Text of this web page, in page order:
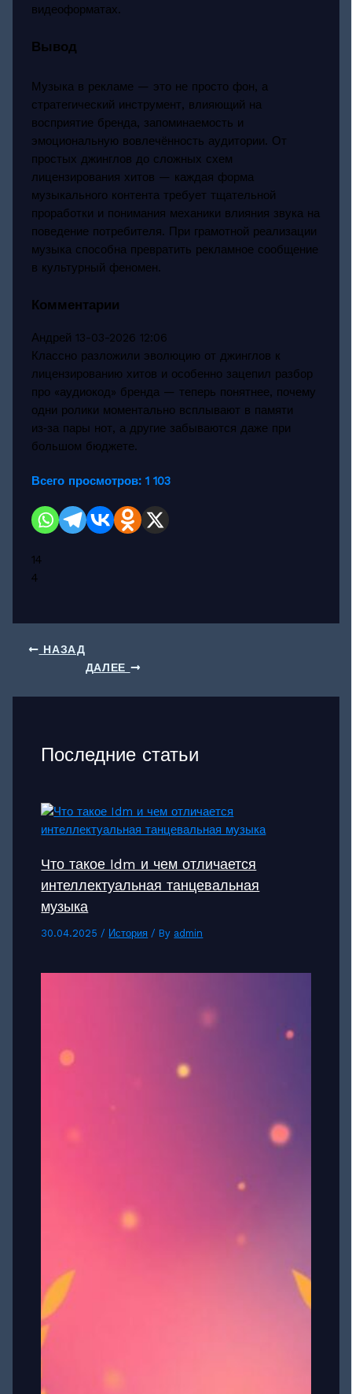
видеоформатах.
Вывод
Музыка в рекламе — это не просто фон, а
стратегический инструмент, влияющий на
восприятие бренда, запоминаемость и
эмоциональную вовлечённость аудитории. От
простых джинглов до сложных схем
лицензирования хитов — каждая форма
музыкального контента требует тщательной
проработки и понимания механики влияния звука на
поведение потребителя. При грамотной реализации
музыка способна превратить рекламное сообщение
в культурный феномен.
Комментарии
Андрей 13-03-2026 12:06
Классно разложили эволюцию от джинглов к
лицензированию хитов и особенно зацепил разбор
про «аудиокод» бренда — теперь понятнее, почему
одни ролики моментально всплывают в памяти
из‑за пары нот, а другие забываются даже при
большом бюджете.
Всего просмотров: 1 103
14
4
НАЗАД
ДАЛЕЕ
Последние статьи
Что такое Idm и чем отличается
интеллектуальная танцевальная
музыка
30.04.2025/ История / By admin